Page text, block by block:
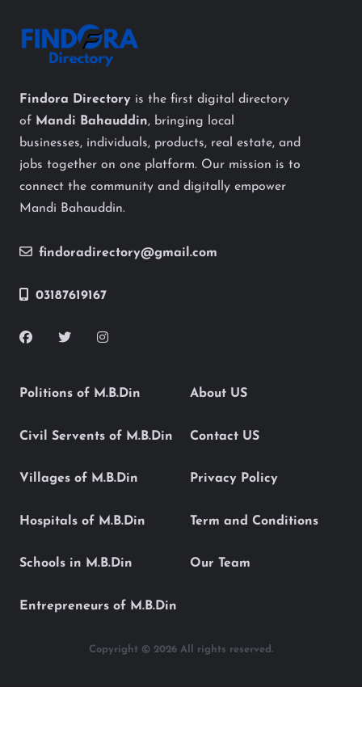
Findora Directory is the first digital directory
of Mandi Bahauddin, bringing local
businesses, individuals, products, real estate, and
jobs together on one platform. Our mission is to
connect the community and digitally empower
Mandi Bahauddin.
findoradirectory@gmail.com
03187619167
Politions of M.B.Din
Civil Servents of M.B.Din
Villages of M.B.Din
Hospitals of M.B.Din
Schools in M.B.Din
Entrepreneurs of M.B.Din
About US
Contact US
Privacy Policy
Term and Conditions
Our Team
Copyright © 2026 All rights reserved.